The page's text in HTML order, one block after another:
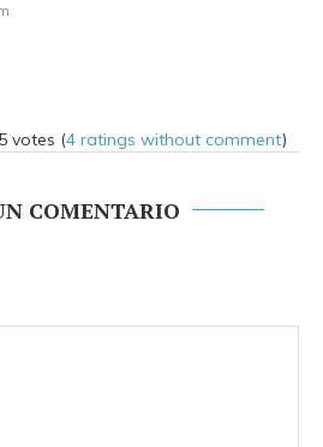
votes (4 ratings without comment)
COMENTARIO